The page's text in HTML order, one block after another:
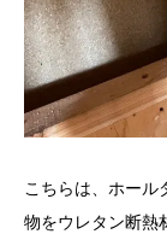
こちらは、ホール
物をウレタン断熱